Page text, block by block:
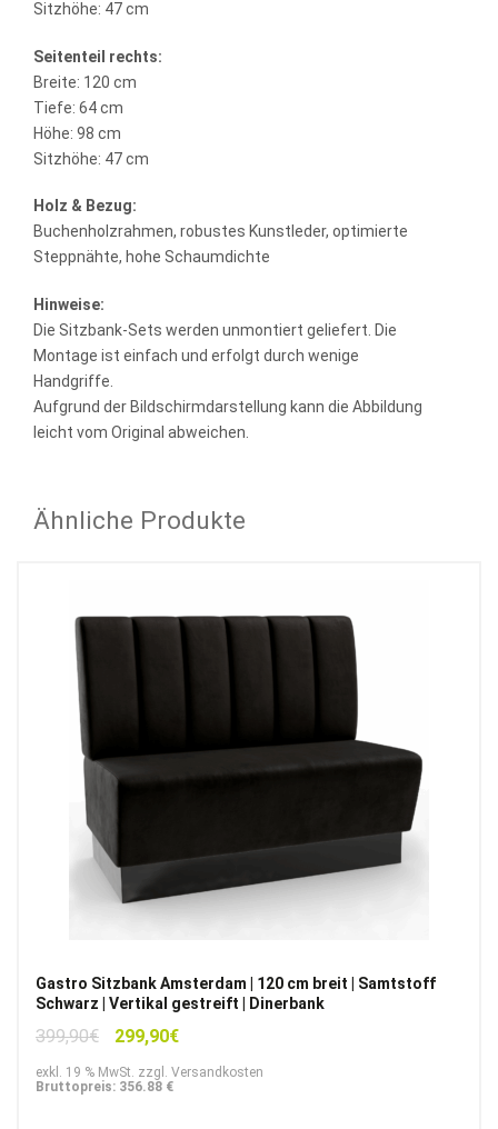
Sitzhöhe: 47 cm
Seitenteil rechts:
Breite: 120 cm
Tiefe: 64 cm
Höhe: 98 cm
Sitzhöhe: 47 cm
Holz & Bezug:
Buchenholzrahmen, robustes Kunstleder, optimierte
Steppnähte, hohe Schaumdichte
Hinweise:
Die Sitzbank-Sets werden unmontiert geliefert. Die
Montage ist einfach und erfolgt durch wenige
Handgriffe.
Aufgrund der Bildschirmdarstellung kann die Abbildung
leicht vom Original abweichen.
Ähnliche Produkte
Gastro Sitzbank Amsterdam | 120 cm breit | Samtstoff
Schwarz | Vertikal gestreift | Dinerbank
399,90€
Ursprünglicher
war:
299,90€Aktueller
ist:
exkl. 19 % MwSt. zzgl. Versandkosten
Bruttopreis: 356.88 €